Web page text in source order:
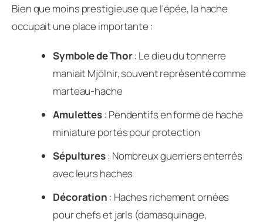
Bien que moins prestigieuse que l'épée, la hache
occupait une place importante :
Symbole de Thor: Le dieu du tonnerre
maniait Mjölnir, souvent représenté comme
marteau-hache
Amulettes: Pendentifs en forme de hache
miniature portés pour protection
Sépultures: Nombreux guerriers enterrés
avec leurs haches
Décoration : Haches richement ornées
pour chefs et jarls (damasquinage,